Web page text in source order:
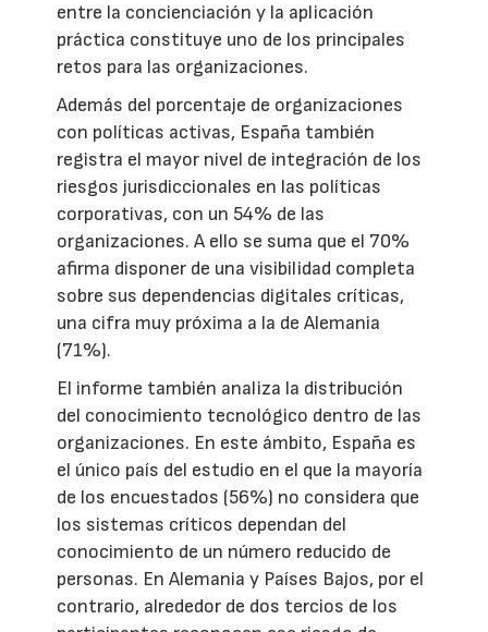
entre la concienciación y la aplicación
práctica constituye uno de los principales
retos para las organizaciones.
Además del porcentaje de organizaciones
con políticas activas, España también
registra el mayor nivel de integración de los
riesgos jurisdiccionales en las políticas
corporativas, con un 54% de las
organizaciones. A ello se suma que el 70%
afirma disponer de una visibilidad completa
sobre sus dependencias digitales críticas,
una cifra muy próxima a la de Alemania
(71%).
El informe también analiza la distribución
del conocimiento tecnológico dentro de las
organizaciones. En este ámbito, España es
el único país del estudio en el que la mayoría
de los encuestados (56%) no considera que
los sistemas críticos dependan del
conocimiento de un número reducido de
personas. En Alemania y Países Bajos, por el
contrario, alrededor de dos tercios de los